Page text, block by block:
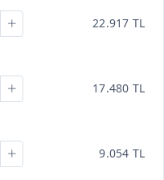
22.917 TL
17.480 TL
9.054 TL